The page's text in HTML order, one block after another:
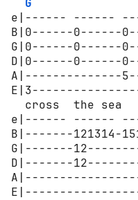
G
e|------ ------
B|0------0------
G|0------0------
D|0------0------
A|--------------
  cross  the sea
e|------ ------
B|-------121314-
G|-------
D|-------